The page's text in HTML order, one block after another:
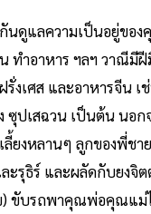
นดูแลความเป็นอยู่ขอ
ทำอาหาร ฯลฯ วาณีมี
รั่งเศส และอาหารจีน เ
ปเสฉวน เป็นต้น นอก
ลี้ยงหลานๆ ลูกของพี่ช
ะรุธิร์ และผลัดกับยงจิ
ขับรถพาคุณพ่อคุณแม่